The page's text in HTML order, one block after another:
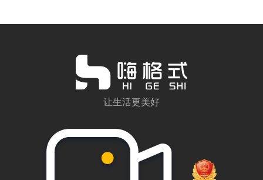
让生活更美好